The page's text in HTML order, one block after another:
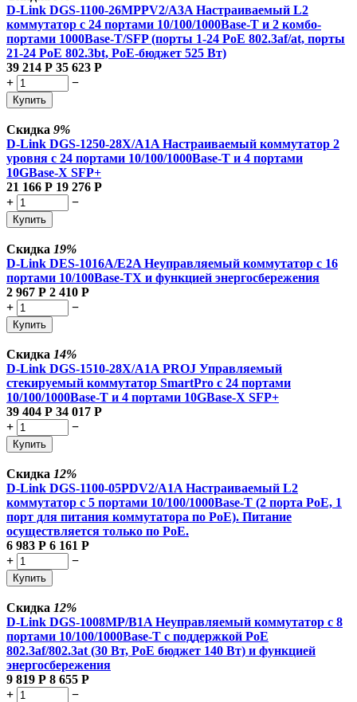
D-Link DGS-1100-26MPPV2/A3A Настраиваемый L2
коммутатор с 24 портами 10/100/1000Base-T и 2 комбо-
портами 1000Base-T/SFP (порты 1-24 PoE 802.3af/at, порты
21-24 PoE 802.3bt, PoE-бюджет 525 Вт)
39 214 Р 35 623 Р
+
−
Купить
Скидка 9%
D-Link DGS-1250-28X/A1A Настраиваемый коммутатор 2
уровня c 24 портами 10/100/1000Base-T и 4 портами
10GBase-X SFP+
21 166 Р 19 276 Р
+
−
Купить
Скидка 19%
D-Link DES-1016A/E2A Неуправляемый коммутатор с 16
портами 10/100Base-TX и функцией энергосбережения
2 967 Р 2 410 Р
+
−
Купить
Скидка 14%
D-Link DGS-1510-28X/A1A PROJ Управляемый
стекируемый коммутатор SmartPro с 24 портами
10/100/1000Base-T и 4 портами 10GBase-X SFP+
39 404 Р 34 017 Р
+
−
Купить
Скидка 12%
D-Link DGS-1100-05PDV2/A1A Настраиваемый L2
коммутатор с 5 портами 10/100/1000Base-T (2 порта PoE, 1
порт для питания коммутатора по PoE). Питание
осуществляется только по PoE.
6 983 Р 6 161 Р
+
−
Купить
Скидка 12%
D-Link DGS-1008MP/B1A Неуправляемый коммутатор с 8
портами 10/100/1000Base-T с поддержкой PoE
802.3af/802.3at (30 Вт, PoE бюджет 140 Вт) и функцией
энергосбережения
9 819 Р 8 655 Р
+
−